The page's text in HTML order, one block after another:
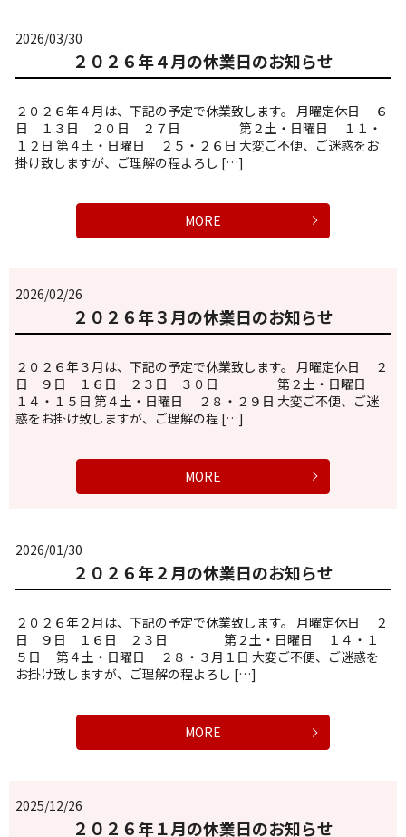
2026/03/30
２０２６年４月の休業日のお知らせ
２０２６年４月は、下記の予定で休業致します。 月曜定休日 ６
日 １３日 ２０日 ２７日 第２土・日曜日 １１・
１２日 第４土・日曜日 ２５・２６日 大変ご不便、ご迷惑をお
掛け致しますが、ご理解の程よろし […]
MORE
2026/02/26
２０２６年３月の休業日のお知らせ
２０２６年３月は、下記の予定で休業致します。 月曜定休日 ２
日 ９日 １６日 ２３日 ３０日 第２土・日曜日
１４・１５日 第４土・日曜日 ２８・２９日 大変ご不便、ご迷
惑をお掛け致しますが、ご理解の程 […]
MORE
2026/01/30
２０２６年２月の休業日のお知らせ
２０２６年２月は、下記の予定で休業致します。 月曜定休日 ２
日 ９日 １６日 ２３日 第２土・日曜日 １４・１
５日 第４土・日曜日 ２８・３月１日 大変ご不便、ご迷惑を
お掛け致しますが、ご理解の程よろし […]
MORE
2025/12/26
２０２６年１月の休業日のお知らせ